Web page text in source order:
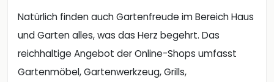
Natürlich finden auch Gartenfreude im Bereich Haus
und Garten alles, was das Herz begehrt. Das
reichhaltige Angebot der Online-Shops umfasst
Gartenmöbel, Gartenwerkzeug, Grills,